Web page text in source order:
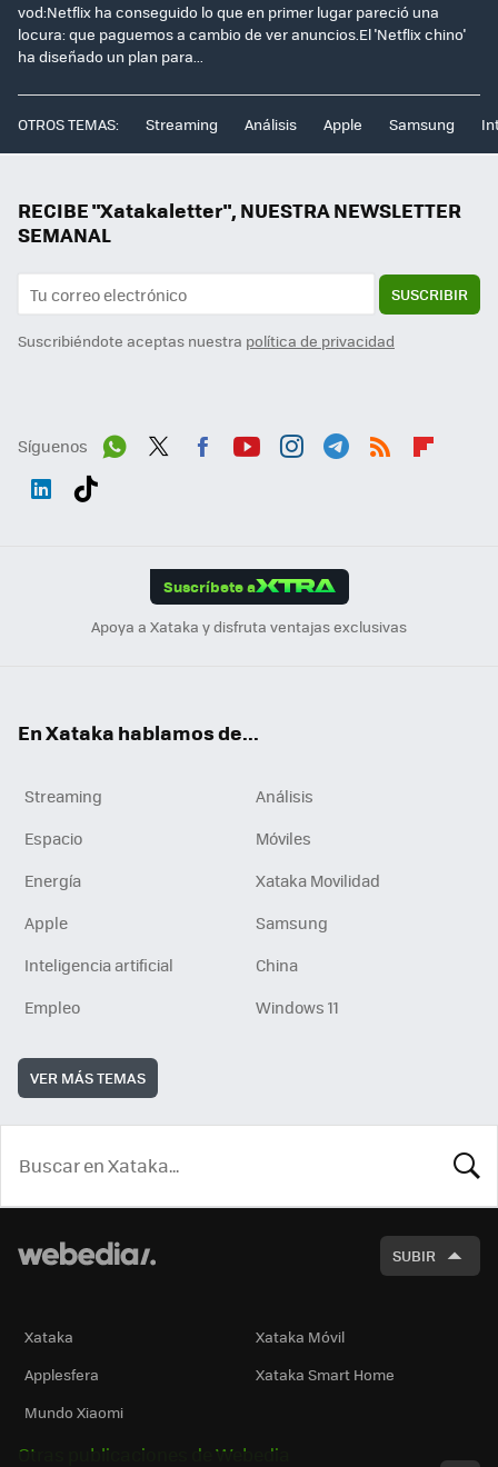
vod:Netflix ha conseguido lo que en primer lugar pareció una
locura: que paguemos a cambio de ver anuncios.El 'Netflix chino'
ha diseñado un plan para...
OTROS TEMAS: Streaming Análisis Apple Samsung
RECIBE "Xatakaletter", NUESTRA NEWSLETTER
SEMANAL
SUSCRIBIR
Suscribiéndote aceptas nuestra política de privacidad
Síguenos
Suscríbete a
Apoya a Xataka y disfruta ventajas exclusivas
En Xataka hablamos de...
Streaming
Análisis
Espacio
Móviles
Energía
Xataka Movilidad
Apple
Samsung
Inteligencia artificial
China
Empleo
Windows 11
VER MÁS TEMAS
SUBIR
Xataka
Xataka Móvil
Applesfera
Xataka Smart Home
Mundo Xiaomi
Otras publicaciones de Webedia